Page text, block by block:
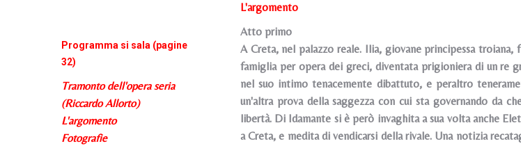
Programma si sala (pagine
32)
Tramonto dell'opera seria
(Riccardo Allorto)
L'argomento
Fotografie
L'argomento
Atto primo
A Creta, nel palazzo reale. Ilia, giovane principessa
famiglia per opera dei greci, diventata prigioniera di un re
nel suo intimo tenacemente dibattuto, e peraltro
un'altra prova della saggezza con cui sta governando da
libertà. Di Idamante si è però invaghita a sua volta anche
a Creta, e medita di vendicarsi della rivale. Una notizia